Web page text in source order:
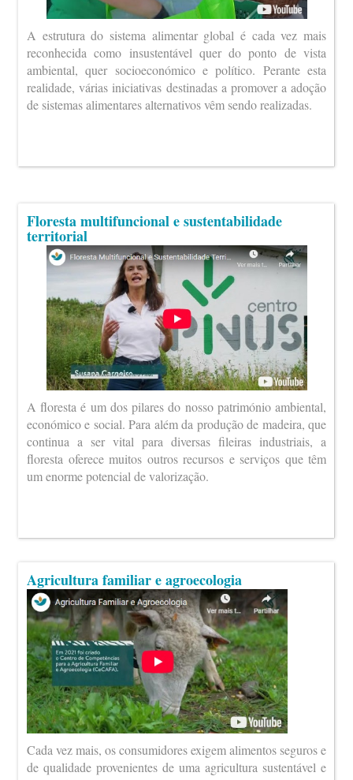
A estrutura do sistema alimentar global é cada vez mais
reconhecida como insustentável quer do ponto de vista
ambiental, quer socioeconómico e político. Perante esta
realidade, várias iniciativas destinadas a promover a adoção
de sistemas alimentares alternativos vêm sendo realizadas.
Floresta multifuncional e sustentabilidade
territorial
A floresta é um dos pilares do nosso património ambiental,
económico e social. Para além da produção de madeira, que
continua a ser vital para diversas fileiras industriais, a
floresta oferece muitos outros recursos e serviços que têm
um enorme potencial de valorização.
Agricultura familiar e agroecologia
Cada vez mais, os consumidores exigem alimentos seguros e
de qualidade provenientes de uma agricultura sustentável e